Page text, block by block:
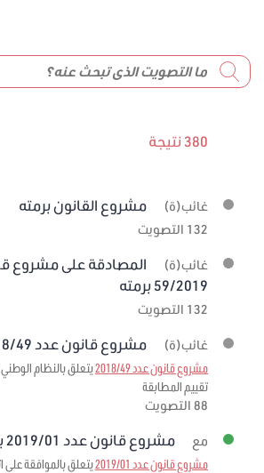
380 نتيجة
غائب(ة) مشروع القانون برمته
132 التصويت
غائب(ة)
المصادقة على مشروع
59/2019 برمته
132 التصويت
غائب(ة) مشروع قانون عدد 2018/49 برمته
مشروع قانون عدد 2018/49
يتعلق بالنظام
تقييم المطابقة
88 التصويت
مع مشروع قانون عدد 2019/01 برمته
مشروع قانون عدد 2019/01
يتعلق بالموافقة على